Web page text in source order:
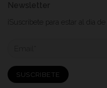
Newsletter
¡Suscribete para estar al dia